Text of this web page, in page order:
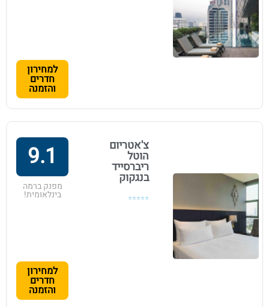
למחירון
חדרים
והזמנה
צ'אטריום
הוטל
ריברסייד
בנגקוק
⭐⭐⭐⭐⭐
9.1
מפנק ברמה
בינלאומית!
למחירון
חדרים
והזמנה